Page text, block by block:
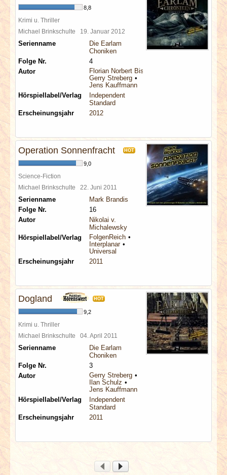
8,8
Krimi u. Thriller
Michael Brinkschulte 19. Januar 2012
Serienname
Die Earlam
Choniken
Folge Nr.
4
Autor
Florian Norbert Bischoff
Gerry Streberg
Jens Kauffmann
Hörspiellabel/Verlag
Independent
Standard
Erscheinungsjahr
2012
Operation Sonnenfracht HOT
9,0
Science-Fiction
Michael Brinkschulte 22. Juni 2011
Serienname
Mark Brandis
Folge Nr.
16
Autor
Nikolai v.
Michalewsky
Hörspiellabel/Verlag
FolgenReich
Interplanar
Universal
Erscheinungsjahr
2011
Dogland HOT
9,2
Krimi u. Thriller
Michael Brinkschulte 04. April 2011
Serienname
Die Earlam
Choniken
Folge Nr.
3
Autor
Gerry Streberg
Ilan Schulz
Jens Kauffmann
Hörspiellabel/Verlag
Independent
Standard
Erscheinungsjahr
2011